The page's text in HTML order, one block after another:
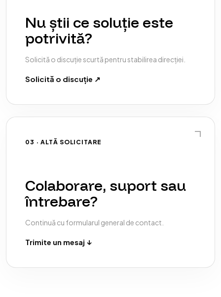
Nu știi ce soluție este
potrivită?
Solicită o discuție scurtă pentru stabilirea direcției.
Solicită o discuție ↗
03 · ALTĂ SOLICITARE
Colaborare, suport sau
întrebare?
Continuă cu formularul general de contact.
Trimite un mesaj ↓